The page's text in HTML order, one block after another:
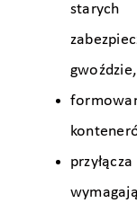
gwoździe,